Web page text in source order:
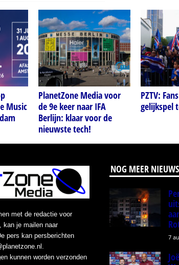
Music
PlanetZone Media voor
de 9e keer naar IFA
Berlijn: klaar voor de
nieuwste tech!
PZTV:
gelijkspel
met de redactie voor
kan je mailen naar
pers kan persberichten
kunnen worden verzonden
NOG MEER NIEUWS
7